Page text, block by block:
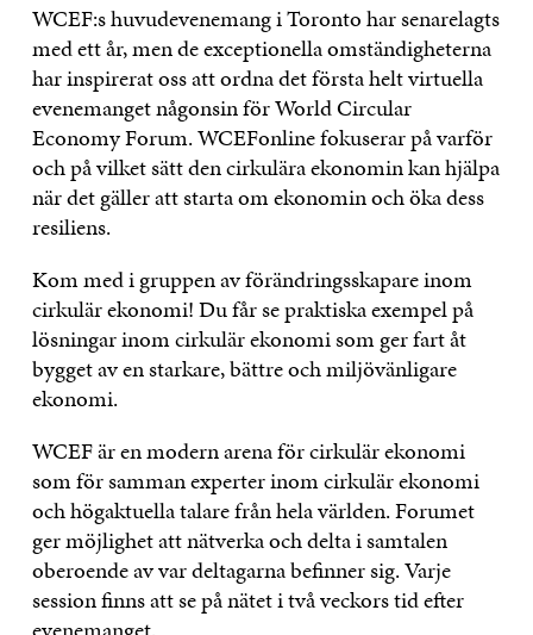
WCEF:s huvudevenemang i Toronto har senarelagts
med ett år, men de exceptionella omständigheterna
har inspirerat oss att ordna det första helt virtuella
evenemanget någonsin för World Circular
Economy Forum. WCEFonline fokuserar på varför
och på vilket sätt den cirkulära ekonomin kan hjälpa
när det gäller att starta om ekonomin och öka dess
resiliens.
Kom med i gruppen av förändringsskapare inom
cirkulär ekonomi! Du får se praktiska exempel på
lösningar inom cirkulär ekonomi som ger fart åt
bygget av en starkare, bättre och miljövänligare
ekonomi.
WCEF är en modern arena för cirkulär ekonomi
som för samman experter inom cirkulär ekonomi
och högaktuella talare från hela världen. Forumet
ger möjlighet att nätverka och delta i samtalen
oberoende av var deltagarna befinner sig. Varje
session finns att se på nätet i två veckors tid efter